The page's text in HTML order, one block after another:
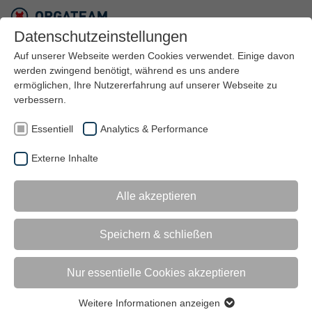
DATENSCHUTZ FÜR IHR
UNTERNEHMEN
DATENSCHUTZKONFORME
VERARBEITUNG IHRER DATEN
Datenschutzeinstellungen
Auf unserer Webseite werden Cookies verwendet. Einige davon
werden zwingend benötigt, während es uns andere
ermöglichen, Ihre Nutzererfahrung auf unserer Webseite zu
verbessern.
Essentiell Analytics & Performance
Externe Inhalte
Alle akzeptieren
Speichern & schließen
Nur essentielle Cookies akzeptieren
Weitere Informationen anzeigen